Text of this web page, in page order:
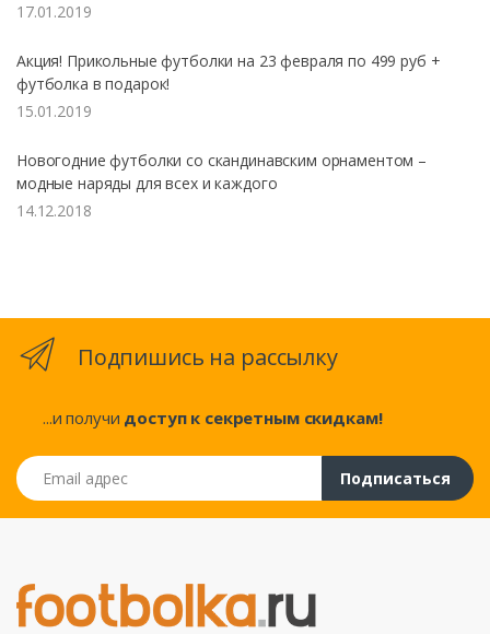
17.01.2019
Акция! Прикольные футболки на 23 февраля по 499 руб +
футболка в подарок!
15.01.2019
Новогодние футболки со скандинавским орнаментом –
модные наряды для всех и каждого
14.12.2018
Подпишись на рассылку
...и получи доступ к секретным скидкам!
Email адрес
Подписаться